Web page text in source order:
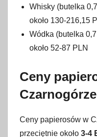
Whisky (butelka
około 130-216,15
Wódka (butelka
około 52-87 PLN
Ceny
Ceny papierosów w
przeciętnie około 3-4